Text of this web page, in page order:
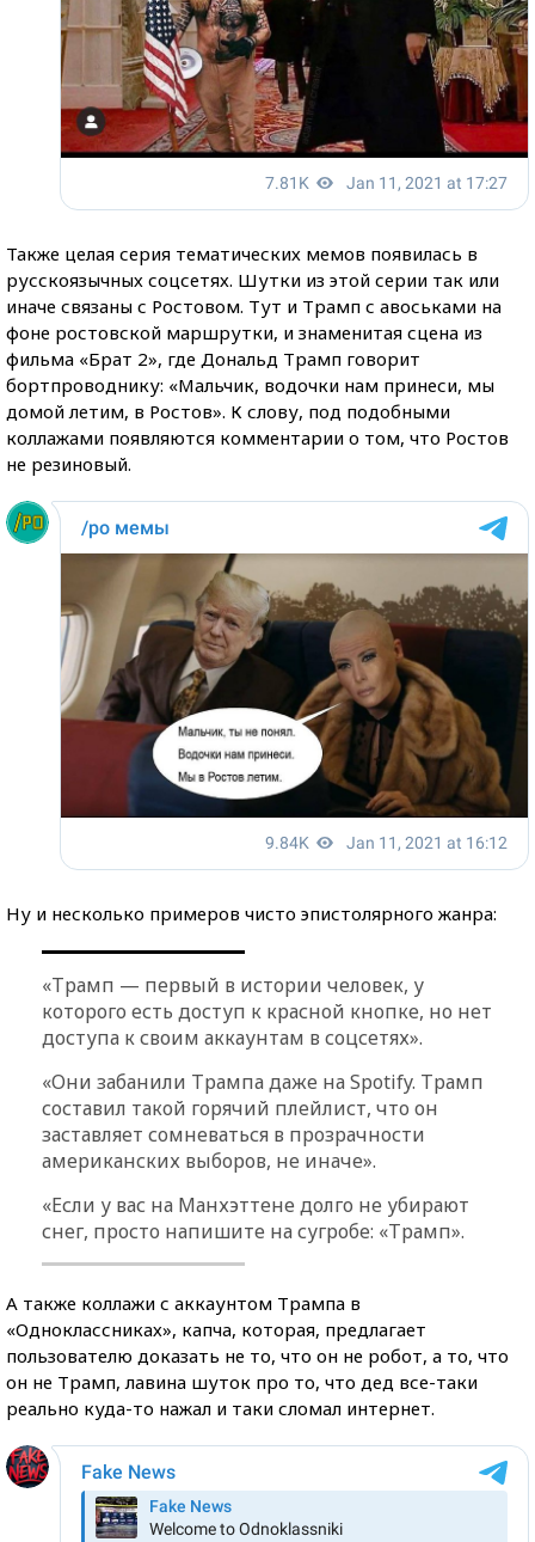
Также целая серия тематических мемов появилась в
русскоязычных соцсетях. Шутки из этой серии так или
иначе связаны с Ростовом. Тут и Трамп с авоськами на
фоне ростовской маршрутки, и знаменитая сцена из
фильма «Брат 2», где Дональд Трамп говорит
бортпроводнику: «Мальчик, водочки нам принеси, мы
домой летим, в Ростов». К слову, под подобными
коллажами появляются комментарии о том, что Ростов
не резиновый.
Ну и несколько примеров чисто эпистолярного жанра:
«Трамп — первый в истории человек, у
которого есть доступ к красной кнопке, но нет
доступа к своим аккаунтам в соцсетях».
«Они забанили Трампа даже на Spotify. Трамп
составил такой горячий плейлист, что он
заставляет сомневаться в прозрачности
американских выборов, не иначе».
«Если у вас на Манхэттене долго не убирают
снег, просто напишите на сугробе: «Трамп».
А также коллажи с аккаунтом Трампа в
«Одноклассниках», капча, которая, предлагает
пользователю доказать не то, что он не робот, а то, что
он не Трамп, лавина шуток про то, что дед все-таки
реально куда-то нажал и таки сломал интернет.